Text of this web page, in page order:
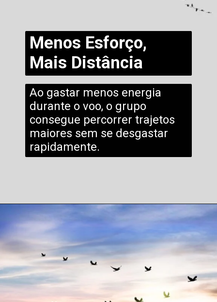
Ao gastar menos energia
durante o voo, o grupo
consegue percorrer trajetos
maiores sem se desgastar
rapidamente.
Menos Esforço,
Mais Distância